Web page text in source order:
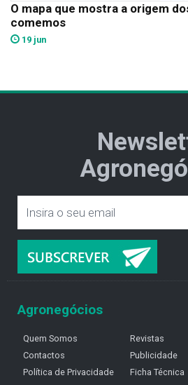
O mapa que mostra a origem
comemos
19 jun
Agronegócios
Quem Somos
Contactos
Política de Privacidade
Revistas
Publicidade
Ficha Técnica